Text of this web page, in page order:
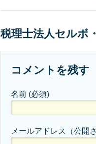
税理士法人セルボ
コメントを残す
名前 (必須)
メールアドレス（公開